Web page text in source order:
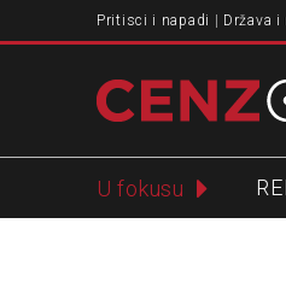
Pritisci i napadi Država i
U fokusu